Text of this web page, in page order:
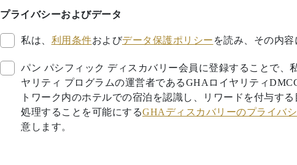
プライバシーおよびデータ
私は、 利用条件およびデータ保護ポリシー を読み、その内容
パン パシフィック ディスカバリー会員に登録することで、
ヤリティ プログラムの運営者であるGHAロイヤリティ
トワーク内のホテルでの宿泊を認識し、リワードを付与す
処理することを可能にするGHAディスカバリーのプライバ
意します。